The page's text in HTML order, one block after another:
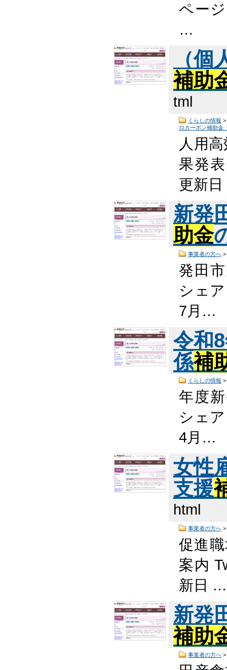
ペー
…
（
補助
tml
くらしの情報 >
ロカーボン補助金
人用
果発
更新
新発
助金
事業者の方へ>
発田
シェ
7月…
令和
係補
くらしの情報 >
年度
シェ
4月…
女性
支援
html
事業者の方へ>
促進
案内
新日 …
新発
補助
事業者の方へ>